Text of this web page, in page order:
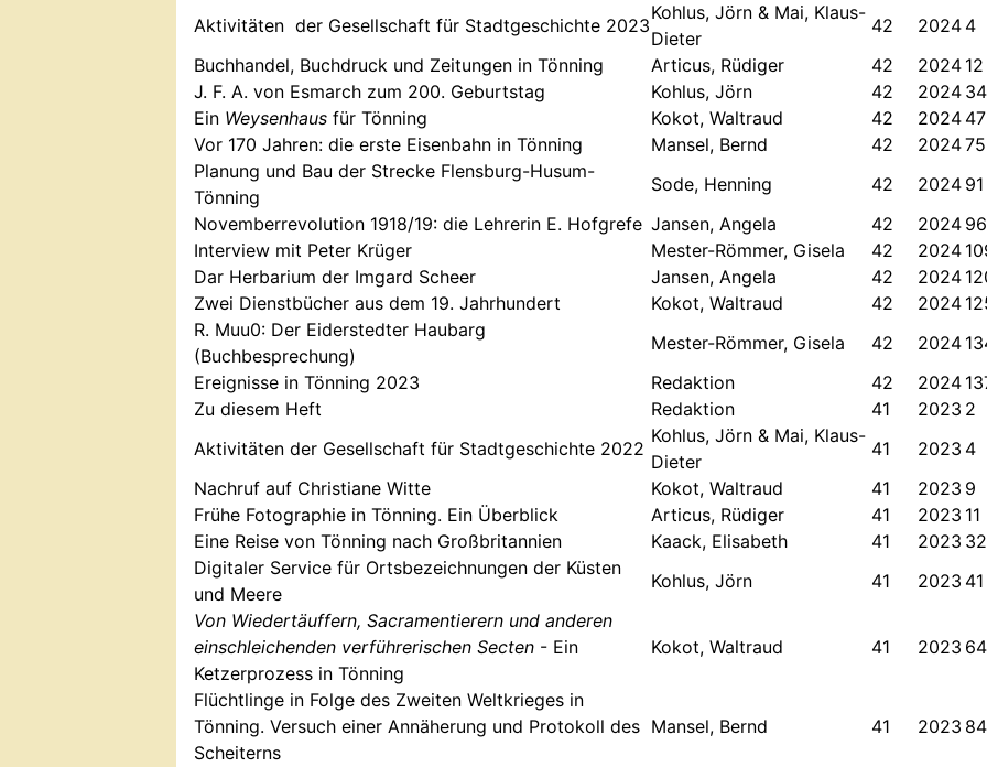
Aktivitäten der Gesellschaft für Stadtgeschichte 2023
Kohlus, Jörn & Mai, Klaus-
Dieter
42 2024 4
Buchhandel, Buchdruck und Zeitungen in Tönning
Articus, Rüdiger 42 2024 12
J. F. A. von Esmarch zum 200. Geburtstag
Kohlus, Jörn 42 2024 34
Ein Weysenhaus für Tönning Kokot, Waltraud 42 2024 47
Vor 170 Jahren: die erste Eisenbahn in Tönning
Mansel, Bernd 42 202475
Planung und Bau der Strecke Flensburg-Husum-
Tönning
Sode, Henning 42 2024 91
Novemberrevolution 1918/19: die Lehrerin E. Hofgrefe Jansen, Angela 42 2024 96
Interview mit Peter Krüger
Mester-Römmer, Gisela 42 2024
Dar Herbarium der Imgard Scheer
Jansen, Angela 42 2024
Zwei Dienstbücher aus dem 19. Jahrhundert
Kokot, Waltraud 42 2024
R. Muu0: Der Eiderstedter Haubarg
(Buchbesprechung)
Mester-Römmer, Gisela 42 2024
Ereignisse in Tönning 2023
Redaktion 42 2024
Zu diesem Heft
Redaktion 41 2023 2
Aktivitäten der Gesellschaft für Stadtgeschichte 2022
Kohlus, Jörn & Mai, Klaus-
Dieter
41 2023 4
Nachruf auf Christiane Witte
Kokot, Waltraud 41 2023 9
Frühe Fotographie in Tönning. Ein Überblick
Articus, Rüdiger 41 2023 11
Eine Reise von Tönning nach Großbritannien
Kaack, Elisabeth 41 2023 32
Digitaler Service für Ortsbezeichnungen der Küsten
und Meere
Kohlus, Jörn 41 2023 41
Von Wiedertäuffern, Sacramentierern und anderen
einschleichenden verführerischen Secten - Ein
Ketzerprozess in Tönning
Kokot, Waltraud 41 2023 64
Flüchtlinge in Folge des Zweiten Weltkrieges in
Tönning. Versuch einer Annäherung und Protokoll des
Scheiterns
Mansel, Bernd 41 2023 84